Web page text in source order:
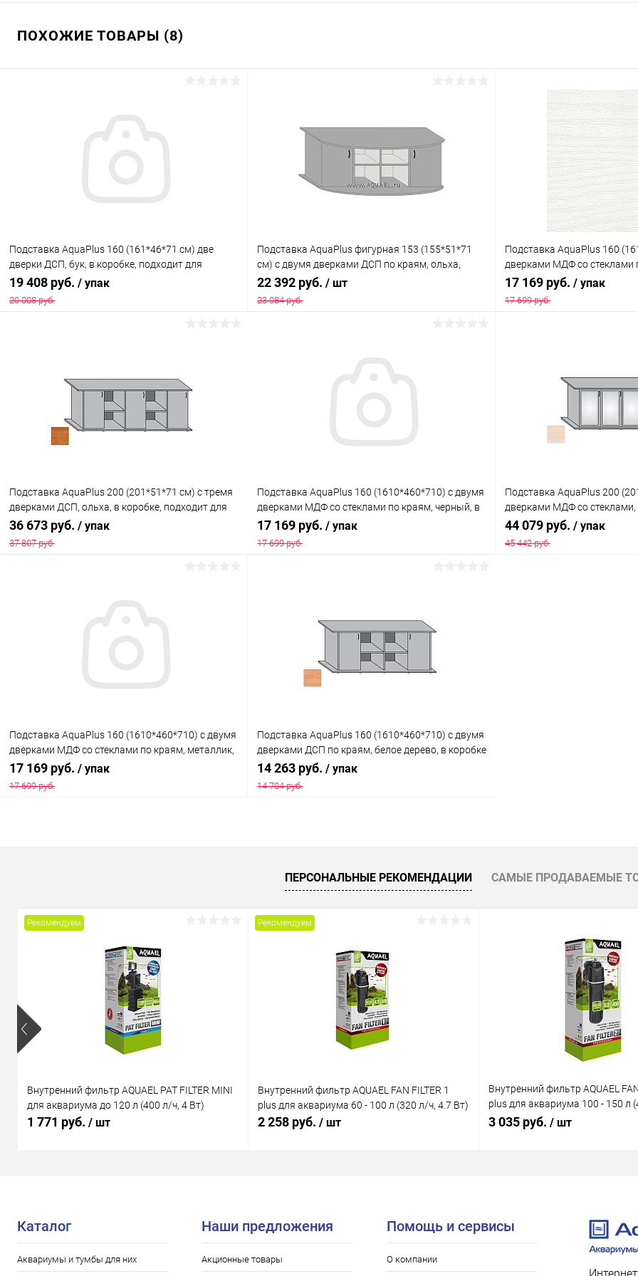
ПОХОЖИЕ ТОВАРЫ (8)
Подставка AquaPlus 160 (161*46*71 см) две
дверки ДСП, бук, в коробке, подходит для
модели аквариума LUX П540
19 408 руб. / упак
20 008 руб.
Купить в 1 клик Сравнение
Под заказ
Подставка AquaPlus фигурная 153 (155*51*71
см) с двумя дверками ДСП по краям, ольха,
собранная, подходит для модели аквариума LUX
22 392 руб. / шт
23 084 руб.
Подставка AquaPlus 160
дверками МДФ со стеклами
дерево в коробке , ПВХ
17 169 руб. / упак
17 699 руб.
Купить в 1 клик
Подставка AquaPlus 200 (201*51*71 см) с тремя
дверками ДСП, ольха, в коробке, подходит для
модели аквариума LUX П700
36 673 руб. / упак
37 807 руб.
Подставка AquaPlus 160 (1610*460*710) с двумя
дверками МДФ со стеклами по краям, черный, в
коробке , ПВХ
17 169 руб. / упак
17 699 руб.
Купить в 1 клик Сравнение
Под заказ
Подставка AquaPlus 200
дверками МДФ со
коробке, подходит для
44 079 руб. / упак
45 442 руб.
Подставка AquaPlus 160 (1610*460*710) с двумя
дверками МДФ со стеклами по краям, металлик,
в коробке , ПВХ
17 169 руб. / упак
17 699 руб.
Подставка AquaPlus 160 (1610*460*710) с двумя
дверками ДСП по краям, белое дерево, в коробке
, ПВХ
14 263 руб. / упак
14 704 руб.
Под заказ
ПЕРСОНАЛЬНЫЕ РЕКОМЕНДАЦИИ САМЫЕ ПРОДАВАЕМЫЕ
Рекомендуем
Внутренний фильтр AQUAEL PAT FILTER MINI
для аквариума до 120 л (400 л/ч, 4 Вт)
1 771 руб. / шт
Рекомендуем
Внутренний фильтр AQUAEL FAN FILTER 1
plus для аквариума 60 - 100 л (320 л/ч, 4.7 Вт)
2 258 руб. / шт
Внутренний фильтр AQUAEL
plus для аквариума 100 - 150 л
Вт)
3 035 руб. / шт
Каталог
Аквариумы и тумбы для них
Наши предложения
Акционные товары
Помощь и сервисы
О компании